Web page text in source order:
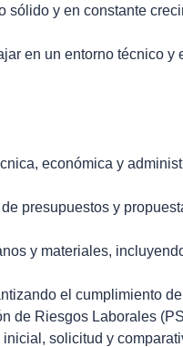
sólido y en constante
en un entorno técnico y
económica y
presupuestos y
y materiales,
el cumplimiento
de Riesgos Laborales
solicitud y